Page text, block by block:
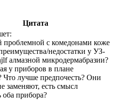
Цитата
с комедонами коже
недостатки у УЗ-
алмазной микродермабразии?
у приборов в плане
Что лучше предпочесть? Они
заменяют, есть смысл
оба прибора?